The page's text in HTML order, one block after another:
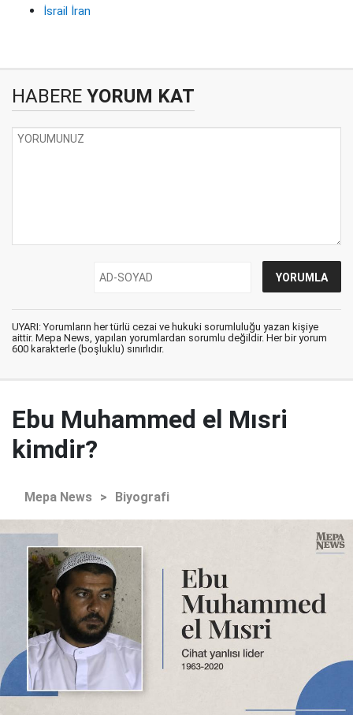
İsrail İran
HABERE YORUM KAT
UYARI: Yorumların her türlü cezai ve hukuki sorumluluğu yazan kişiye
aittir. Mepa News, yapılan yorumlardan sorumlu değildir. Her bir yorum
600 karakterle (boşluklu) sınırlıdır.
Ebu Muhammed el Mısri
kimdir?
Mepa News > Biyografi